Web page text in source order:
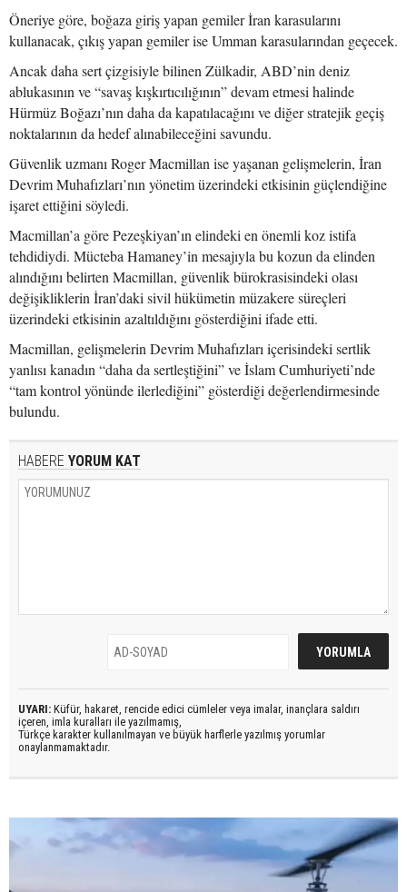
Öneriye göre, boğaza giriş yapan gemiler İran karasularını
kullanacak, çıkış yapan gemiler ise Umman karasularından geçecek.
Ancak daha sert çizgisiyle bilinen Zülkadir, ABD’nin deniz
ablukasının ve “savaş kışkırtıcılığının” devam etmesi halinde
Hürmüz Boğazı’nın daha da kapatılacağını ve diğer stratejik geçiş
noktalarının da hedef alınabileceğini savundu.
Güvenlik uzmanı Roger Macmillan ise yaşanan gelişmelerin, İran
Devrim Muhafızları’nın yönetim üzerindeki etkisinin güçlendiğine
işaret ettiğini söyledi.
Macmillan’a göre Pezeşkiyan’ın elindeki en önemli koz istifa
tehdidiydi. Mücteba Hamaney’in mesajıyla bu kozun da elinden
alındığını belirten Macmillan, güvenlik bürokrasisindeki olası
değişikliklerin İran’daki sivil hükümetin müzakere süreçleri
üzerindeki etkisinin azaltıldığını gösterdiğini ifade etti.
Macmillan, gelişmelerin Devrim Muhafızları içerisindeki sertlik
yanlısı kanadın “daha da sertleştiğini” ve İslam Cumhuriyeti’nde
“tam kontrol yönünde ilerlediğini” gösterdiği değerlendirmesinde
bulundu.
HABERE YORUM KAT
UYARI: Küfür, hakaret, rencide edici cümleler veya imalar, inançlara saldırı
içeren, imla kuralları ile yazılmamış,
Türkçe karakter kullanılmayan ve büyük harflerle yazılmış yorumlar
onaylanmamaktadır.